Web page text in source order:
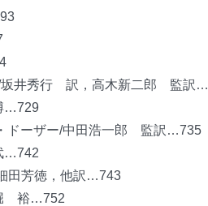
/坂井秀行 訳，高木新二郎 監訳
…729
ドーザー/中田浩一郎 監訳…735
…742
田芳徳，他訳…743
裕…752